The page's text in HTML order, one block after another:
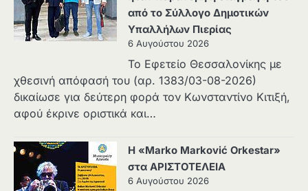
από το Σύλλογο Δημοτικών
Υπαλλήλων Πιερίας
6 Αυγούστου 2026
Το Εφετείο Θεσσαλονίκης με
χθεσινή απόφασή του (αρ. 1383/03-08-2026)
δικαίωσε για δεύτερη φορά τον Κωνσταντίνο Κιτιξή,
αφού έκρινε οριστικά και…
Η «Marko Marković Orkestar»
στα ΑΡΙΣΤΟΤΕΛΕΙΑ
6 Αυγούστου 2026